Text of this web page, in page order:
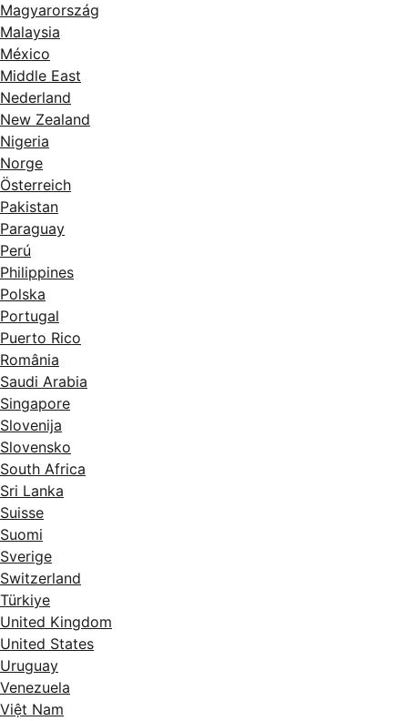
Magyarország
Malaysia
México
Middle East
Nederland
New Zealand
Nigeria
Norge
Österreich
Pakistan
Paraguay
Perú
Philippines
Polska
Portugal
Puerto Rico
România
Saudi Arabia
Singapore
Slovenija
Slovensko
South Africa
Sri Lanka
Suisse
Suomi
Sverige
Switzerland
Türkiye
United Kingdom
United States
Uruguay
Venezuela
Việt Nam